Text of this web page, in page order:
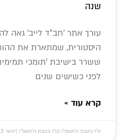
שנה
עורך אתר 'חב"ד לייב' גאה
היסטורית, שמתארת את
ששרר בישיבת 'תומכי
לפני כשישים שנים
קרא עוד »
ט״ז בטבת ה׳תשפ״ו (ט״ז בטבת ה׳תשפ״ו (ינואר 5, 2026))